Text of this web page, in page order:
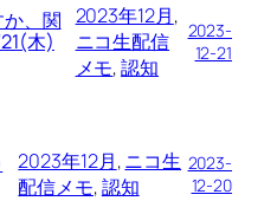
、関
木)
2023年12月
ニコ生配信
メモ, 認知
2023-
12-21
2023年12月, ニコ生
配信メモ, 認知
2023-
12-20